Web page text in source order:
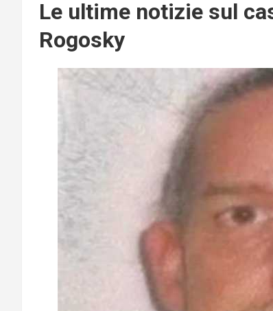
Le ultime notizie sul
Rogosky